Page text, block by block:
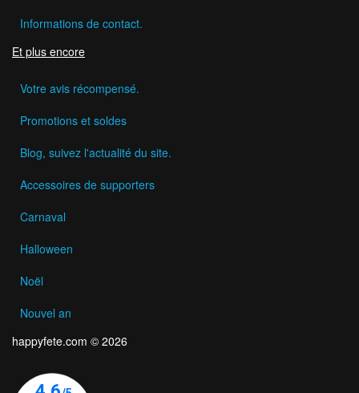
Informations de contact.
Et plus encore
Votre avis récompensé.
Promotions et soldes
Blog, suivez l'actualité du site.
Accessoires de supporters
Carnaval
Halloween
Noël
Nouvel an
happyfete.com © 2026